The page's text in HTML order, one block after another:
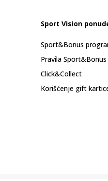
Sport Vision
Sport&Bonus
Pravila
Click&Collect
Korišćenje gift